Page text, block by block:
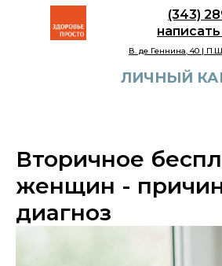
(343)
В. де Геннина, 40 |
ЛИЧНЫЙ КАБИНЕТ
Вторичное
женщин -
диагноз